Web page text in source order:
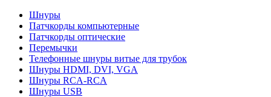
Шнуры
Патчкорды компьютерные
Патчкорды оптические
Перемычки
Телефонные шнуры витые для трубок
Шнуры HDMI, DVI, VGA
Шнуры RCA-RCA
Шнуры USB